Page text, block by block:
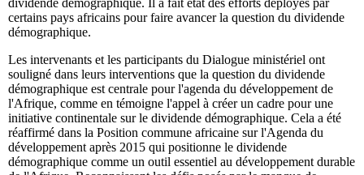
dividende démographique. Il a fait état des efforts déployés par
certains pays africains pour faire avancer la question du dividende
démographique.
Les intervenants et les participants du Dialogue ministériel ont
souligné dans leurs interventions que la question du dividende
démographique est centrale pour l'agenda du développement de
l'Afrique, comme en témoigne l'appel à créer un cadre pour une
initiative continentale sur le dividende démographique. Cela a été
réaffirmé dans la Position commune africaine sur l'Agenda du
développement après 2015 qui positionne le dividende
démographique comme un outil essentiel au développement durable